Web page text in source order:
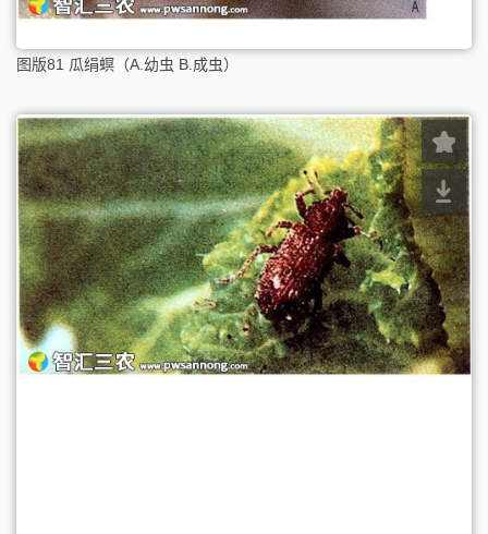
图版81 瓜绢螟（A.幼虫 B.成虫）